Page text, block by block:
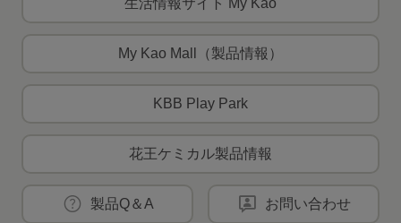
My Kao Mall（製品情報）
KBB Play Park
花王ケミカル製品情報
製品Q＆A お問い合わせ